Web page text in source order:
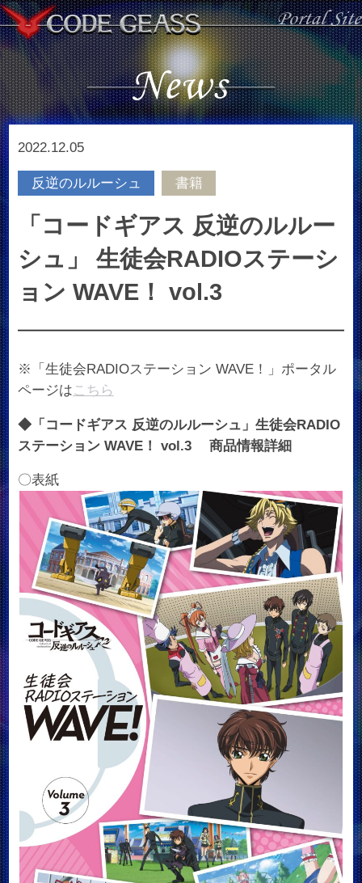
2022.12.05
反逆のルルーシュ 書籍
「コードギアス 反逆のルルー
シュ」 生徒会RADIOステーシ
ョン WAVE！ vol.3
※「生徒会RADIOステーション WAVE！」ポータル
ページはこちら
◆「コードギアス 反逆のルルーシュ」生徒会RADIO
ステーション WAVE！ vol.3 商品情報詳細
〇表紙